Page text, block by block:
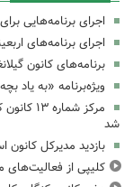
اجرای برنامه‌هایی برای اربعین
اجرای برنامه‌های اربعینی در
برنامه‌های کانون
ویژه‌برنامه «به یاد بچه‌های
مرکز
شد
بازدید مدیرکل
کلیپی از